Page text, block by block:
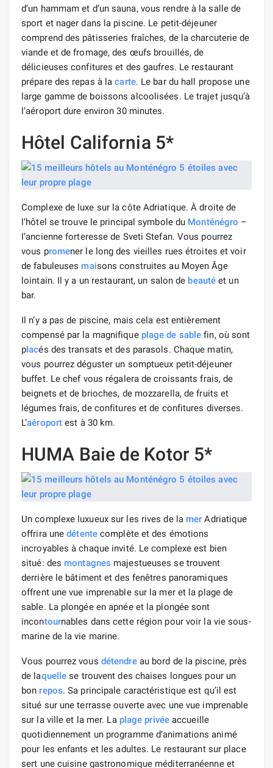
d’un hammam et d’un sauna, vous rendre à la salle de
sport et nager dans la piscine. Le petit-déjeuner
comprend des pâtisseries fraîches, de la charcuterie de
viande et de fromage, des œufs brouillés, de
délicieuses confitures et des gaufres. Le restaurant
prépare des repas à lacarte. Le bar du hall propose une
large gamme de boissons alcoolisées. Le trajet jusqu’à
l’aéroport dure environ 30 minutes.
Hôtel California 5*
Complexe de luxe sur la côte Adriatique. À droite de
l’hôtel se trouve le principal symbole du Monténégro –
l’ancienne forteresse de Sveti Stefan. Vous pourrez
vous promener le long des vieilles rues étroites et voir
de fabuleuses maisons construites au Moyen Âge
lointain. Il y a un restaurant, un salon de beauté et un
bar.
Il n’y a pas de piscine, mais cela est entièrement
compensé par la magnifique plage de sable fin, où sont
placés des transats et des parasols. Chaque matin,
vous pourrez déguster un somptueux petit-déjeuner
buffet. Le chef vous régalera de croissants frais, de
beignets et de brioches, de mozzarella, de fruits et
légumes frais, de confitures et de confitures diverses.
L’aéroport est à 30 km.
HUMA Baie de Kotor 5*
Un complexe luxueux sur les rives de la mer Adriatique
offrira unedétentecomplète et des émotions
incroyables à chaque invité. Le complexe est bien
situé: des montagnes majestueuses se trouvent
derrière le bâtiment et des fenêtres panoramiques
offrent une vue imprenable sur la mer et la plage de
sable. La plongée en apnée et la plongée sont
incontournables dans cette région pour voir la vie sous-
marine de la vie marine.
Vous pourrez vous détendreau bord de la piscine, près
de laquelle se trouvent des chaises longues pour un
bon repos. Sa principale caractéristique est qu’il est
situé sur une terrasse ouverte avec une vue imprenable
sur la ville et la mer. La plage privéeaccueille
quotidiennement un programme d’animations animé
pour les enfants et les adultes. Le restaurant sur place
sert une cuisine gastronomique méditerranéenne et